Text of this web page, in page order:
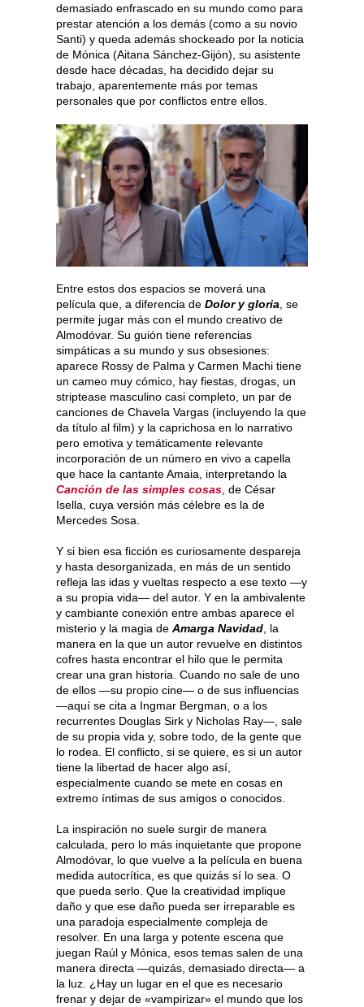
demasiado enfrascado en su mundo como para
prestar atención a los demás (como a su novio
Santi) y queda además shockeado por la noticia
de Mónica (Aitana Sánchez-Gijón), su asistente
desde hace décadas, ha decidido dejar su
trabajo, aparentemente más por temas
personales que por conflictos entre ellos.
Entre estos dos espacios se moverá una
película que, a diferencia de Dolor y gloria, se
permite jugar más con el mundo creativo de
Almodóvar. Su guión tiene referencias
simpáticas a su mundo y sus obsesiones:
aparece Rossy de Palma y Carmen Machi tiene
un cameo muy cómico, hay fiestas, drogas, un
striptease masculino casi completo, un par de
canciones de Chavela Vargas (incluyendo la que
da título al film) y la caprichosa en lo narrativo
pero emotiva y temáticamente relevante
incorporación de un número en vivo a capella
que hace la cantante Amaia, interpretando la
Canción de las simples cosas, de César
Isella, cuya versión más célebre es la de
Mercedes Sosa.
Y si bien esa ficción es curiosamente despareja
y hasta desorganizada, en más de un sentido
refleja las idas y vueltas respecto a ese texto —y
a su propia vida— del autor. Y en la ambivalente
y cambiante conexión entre ambas aparece el
misterio y la magia de Amarga Navidad, la
manera en la que un autor revuelve en distintos
cofres hasta encontrar el hilo que le permita
crear una gran historia. Cuando no sale de uno
de ellos —su propio cine— o de sus influencias
—aquí se cita a Ingmar Bergman, o a los
recurrentes Douglas Sirk y Nicholas Ray—, sale
de su propia vida y, sobre todo, de la gente que
lo rodea. El conflicto, si se quiere, es si un autor
tiene la libertad de hacer algo así,
especialmente cuando se mete en cosas en
extremo íntimas de sus amigos o conocidos.
La inspiración no suele surgir de manera
calculada, pero lo más inquietante que propone
Almodóvar, lo que vuelve a la película en buena
medida autocrítica, es que quizás sí lo sea. O
que pueda serlo. Que la creatividad implique
daño y que ese daño pueda ser irreparable es
una paradoja especialmente compleja de
resolver. En una larga y potente escena que
juegan Raúl y Mónica, esos temas salen de una
manera directa —quizás, demasiado directa— a
la luz. ¿Hay un lugar en el que es necesario
frenar y dejar de «vampirizar» el mundo que los